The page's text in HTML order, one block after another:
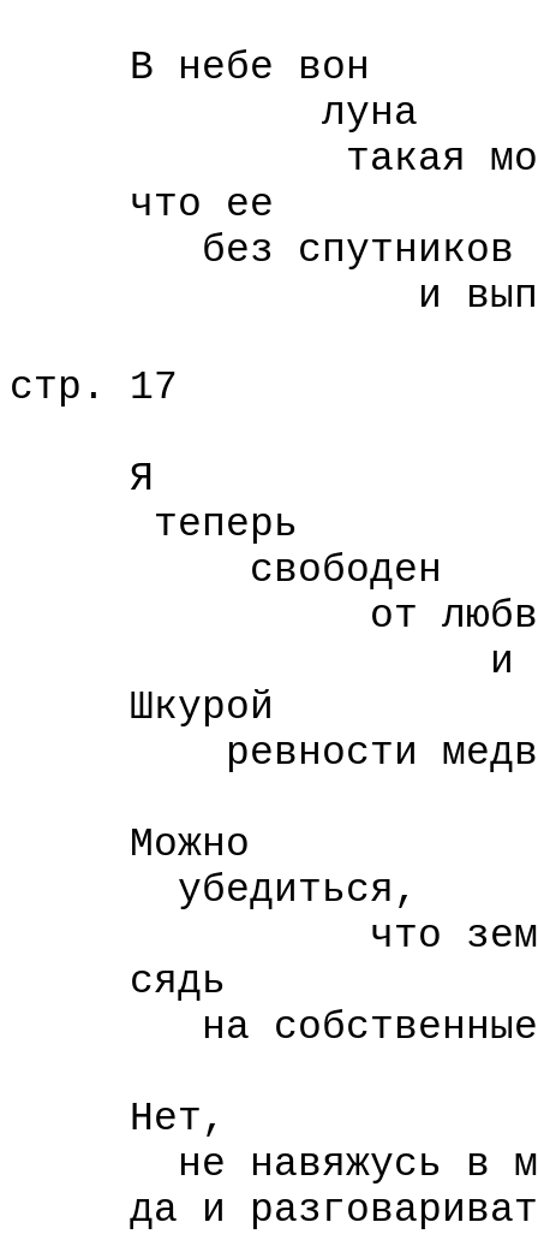
В небе вон
луна
такая
что ее
без спутников
и выпускать
стр. 17
Я
теперь
свободен
от
и от
Шкурой
ревности
Можно
убедиться,
что земля
сядь
на собственные
Нет,
не навяжусь в
да и